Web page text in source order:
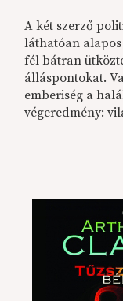
A két szerző
láthatóan
fél bátran
álláspontokat.
emberiség a
végeredmény: